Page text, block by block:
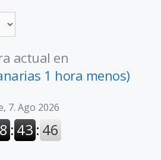
actual en
1 hora menos)